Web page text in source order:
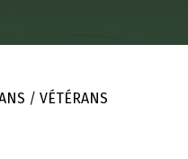
/ VÉTÉRANS